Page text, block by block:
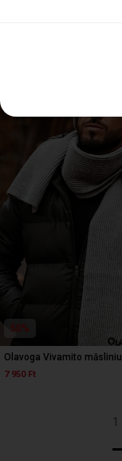
50%
Olavoga Vivamito măsliniu
7 950 Ft